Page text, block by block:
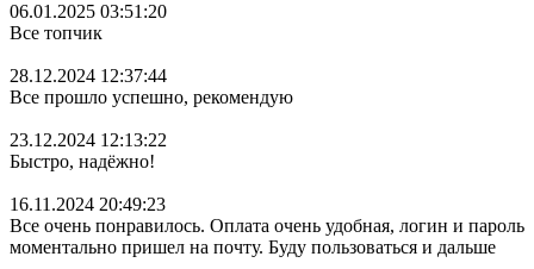
06.01.2025 03:51:20
Все топчик
28.12.2024 12:37:44
Все прошло успешно, рекомендую
23.12.2024 12:13:22
Быстро, надёжно!
16.11.2024 20:49:23
Все очень понравилось. Оплата очень удобная, логин и пароль
моментально пришел на почту. Буду пользоваться и дальше